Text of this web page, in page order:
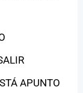
APUNTO